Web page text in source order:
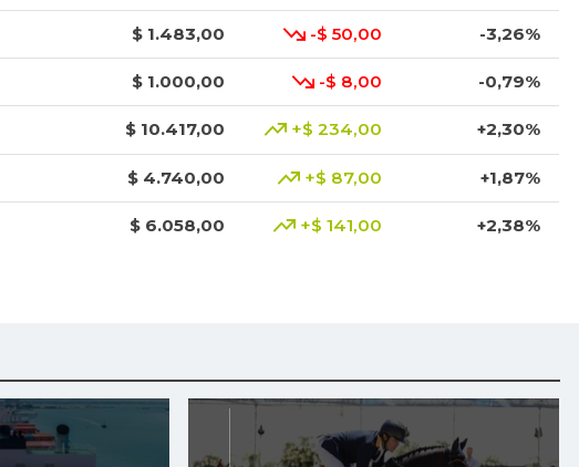
$ 1.483,00 -$ 50,00 -3,26%
$ 1.000,00 -$ 8,00 -0,79%
$ 10.417,00 +$ 234,00 +2,30%
$ 4.740,00 +$ 87,00 +1,87%
$ 6.058,00 +$ 141,00 +2,38%
$ 3.283,00